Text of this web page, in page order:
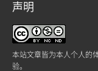
声明
本站文章皆为本人个人的
验。